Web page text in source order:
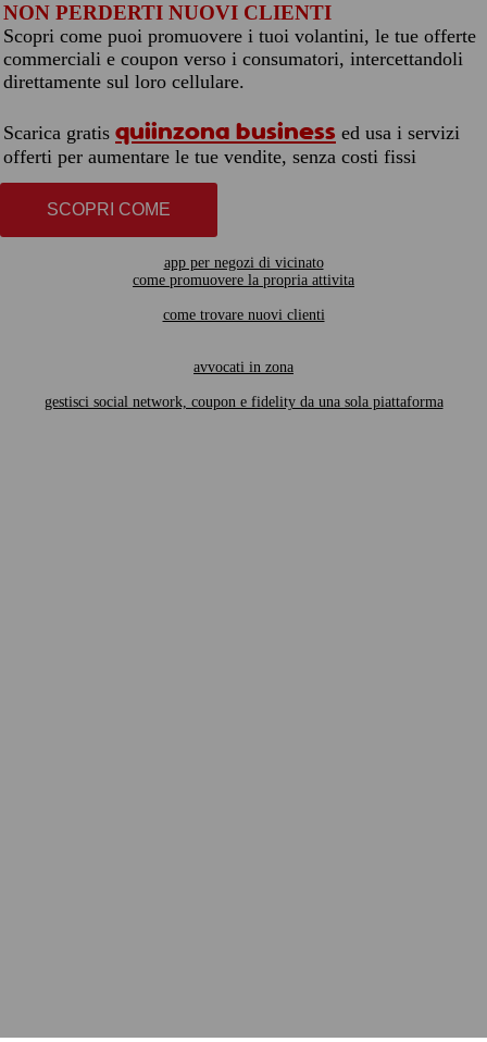
NON PERDERTI NUOVI CLIENTI
Scopri come puoi promuovere i tuoi volantini, le tue offerte
commerciali e coupon verso i consumatori, intercettandoli
direttamente sul loro cellulare.
Scarica gratis quiinzona business ed usa i servizi
offerti per aumentare le tue vendite, senza costi fissi
SCOPRI COME
app per negozi di vicinato
come promuovere la propria attivita
come trovare nuovi clienti
avvocati in zona
gestisci social network, coupon e fidelity da una sola piattaforma